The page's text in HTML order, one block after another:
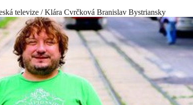
televize / Klára Cvrčková Branislav Bystriansky